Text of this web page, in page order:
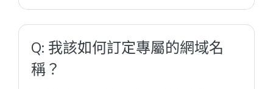
Q: 我該如何訂定專屬的網域名
稱？